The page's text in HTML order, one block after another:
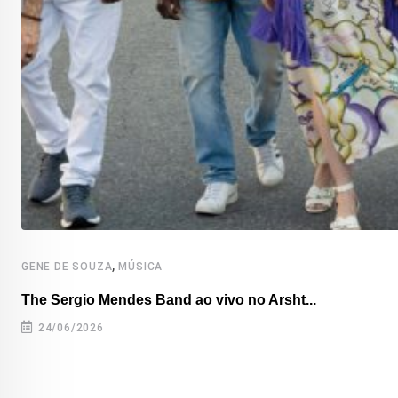
GENE DE SOUZA,MÚSICA
The Sergio Mendes Band ao vivo no Arsht...
24/06/2026